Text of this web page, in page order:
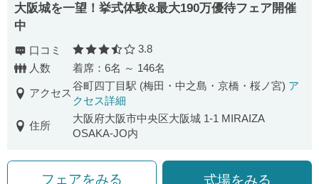
大阪城を一望！挙式体験&最大190万優待フェア開催
中
口コミ 口コミ評価
3.8
人数
着席：6名 ～ 146名
アクセス
谷町四丁目駅 (梅田・中之島・京橋・桜ノ宮) ア
クセス詳細
住所
大阪府大阪市中央区大阪城 1-1 MIRAIZA
OSAKA-JO内
フェアをみる 式場をみる